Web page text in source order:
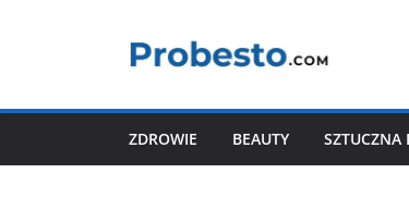
ZDROWIE BEAUTY SZTUCZNA